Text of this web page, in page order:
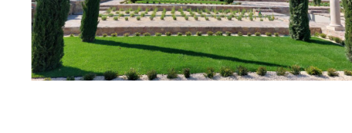
Terrains de boule